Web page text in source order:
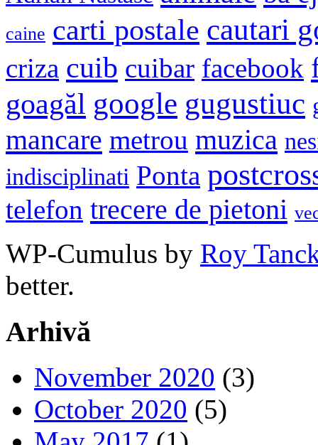
caine carti postale cautari
criza cuib cuibar facebook
goagăl google gugustiuc
mancare metrou muzica
indisciplinati Ponta
telefon trecere de pietoni
WP-Cumulus by Roy
better.
Arhivă
November 2020 (3)
October 2020 (5)